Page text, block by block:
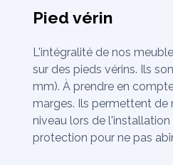
Pied vérin
L'intégralité de nos
sur des pieds vérins. Ils
mm). À prendre en
marges. Ils permettent de
niveau lors de
protection pour ne pas